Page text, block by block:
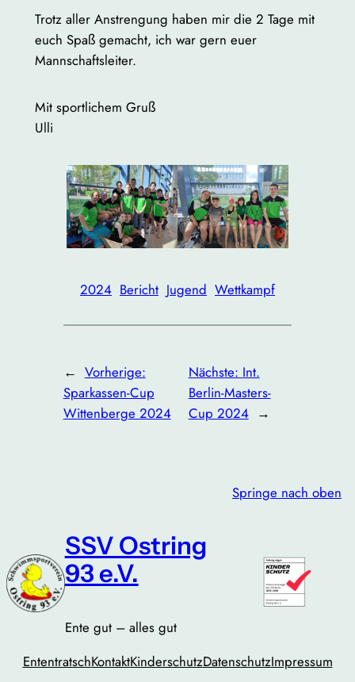
Trotz aller Anstrengung haben mir die 2 Tage mit
euch Spaß gemacht, ich war gern euer
Mannschaftsleiter.
Mit sportlichem Gruß
Ulli
2024 Bericht Jugend Wettkampf
← Vorherige:
Sparkassen-Cup
Wittenberge 2024
Nächste: Int.
Berlin-Masters-
Cup 2024 →
Springe nach oben
SSV Ostring
93 e.V.
Ente gut – alles gut
EntentratschKontaktKinderschutzDatenschutzImpressum